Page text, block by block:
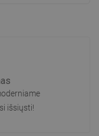
išsiųsti!